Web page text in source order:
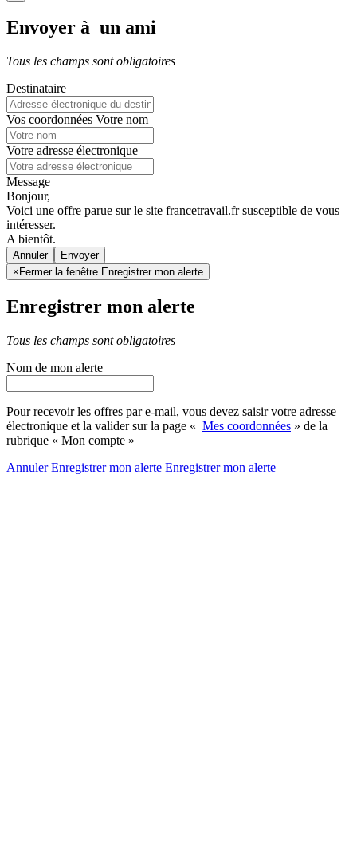
Envoyer à un ami
Tous les champs sont obligatoires
Destinataire
Vos coordonnées Votre nom
Votre adresse électronique
Message
Bonjour,
Voici une offre parue sur le site francetravail.fr susceptible de vous
intéresser.
A bientôt.
Annuler
× Fermer la fenêtre Enregistrer mon alerte
Enregistrer mon alerte
Tous les champs sont obligatoires
Nom de mon alerte
Pour recevoir les offres par e-mail, vous devez saisir votre adresse
électronique et la valider sur la page « Mes coordonnées » de la
rubrique « Mon compte »
AnnulerEnregistrer mon alerte Enregistrermon alerte